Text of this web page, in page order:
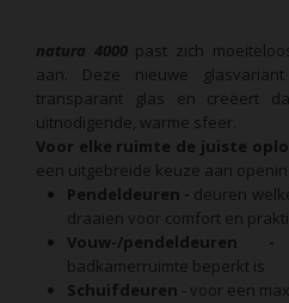
natura 4000past zich
aan. Deze nieuwe
transparant glas en creëert
uitnodigende, warme sfeer.
Voor elke ruimte de juiste
een uitgebreide keuze aan
Pendeldeuren - deuren
draaien voor comfort en
Vouw-/pendeldeuren
badkamerruimte beperkt is
Schuifdeuren - voor een